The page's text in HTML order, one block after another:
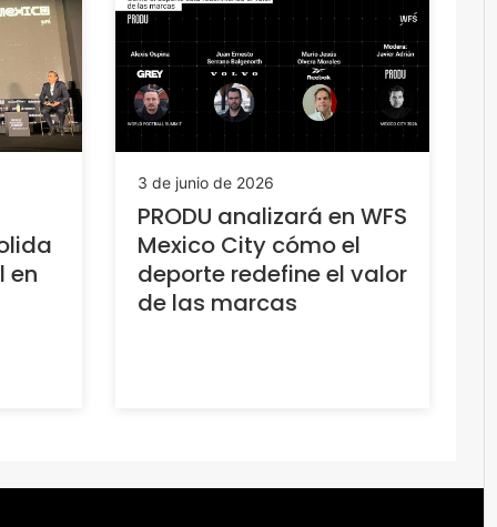
en
3 de junio de 2026
PRODU analizará en WFS
Mexico City cómo el
deporte redefine el valor
de las marcas